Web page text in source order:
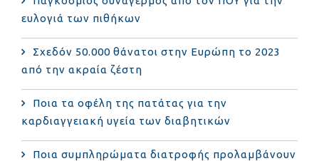
ευλογιά των πιθήκων
Σχεδόν 50.000 θάνατοι στην Ευρώπη το 2023
από την ακραία ζέστη
Ποια τα οφέλη της πατάτας για την
καρδιαγγειακή υγεία των διαβητικών
Ποια συμπληρώματα διατροφής προλαμβάνουν